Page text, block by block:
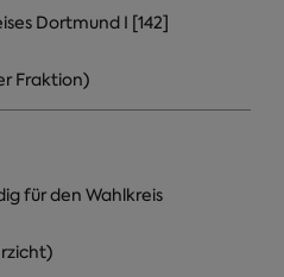
Dortmund I [142]
Fraktion)
für den Wahlkreis